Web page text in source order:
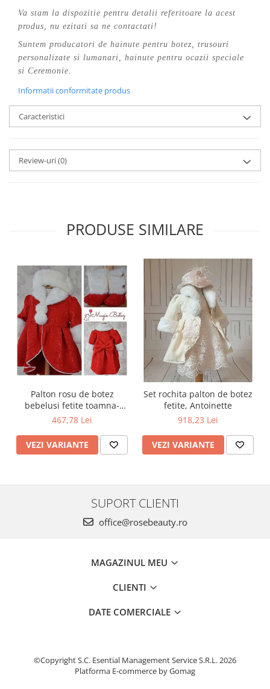
Va stam la dispozitie pentru detalii referitoare la acest
produs, nu ezitati sa ne contactati!
Suntem producatori de hainute pentru botez, trusouri
personalizate si lumanari, hainute pentru ocazii speciale
si Ceremonie.
Informatii conformitate produs
Caracteristici
Review-uri(0)
PRODUSE SIMILARE
Palton rosu de botez
bebelusi fetite toamna-
iarna 3 piese, LOVE
467,78 Lei
VEZI VARIANTE
Set rochita palton de botez
fetite, Antoinette
918,23 Lei
VEZI VARIANTE
SUPORT CLIENTI
office@rosebeauty.ro
MAGAZINUL MEU
CLIENTI
DATE COMERCIALE
©Copyright S.C. Esential Management Service S.R.L. 2026
Platforma E-commerce by Gomag